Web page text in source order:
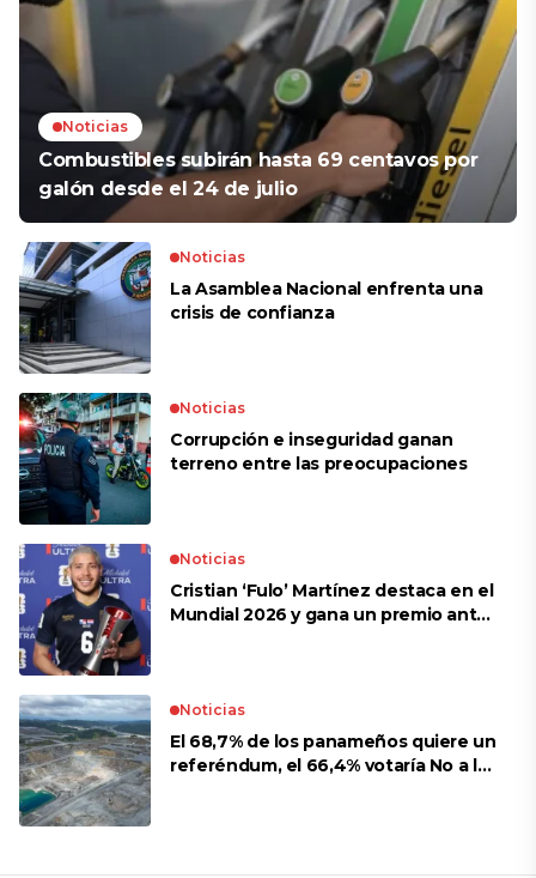
Noticias
Combustibles subirán hasta 69 centavos por
galón desde el 24 de julio
Noticias
La Asamblea Nacional enfrenta una
crisis de confianza​
Noticias
Corrupción e inseguridad ganan
terreno entre las preocupaciones
Noticias
Cristian ‘Fulo’ Martínez destaca en el
Mundial 2026 y gana un premio ante
Noticias
El 68,7% de los panameños quiere un
referéndum, el 66,4% votaría No a la